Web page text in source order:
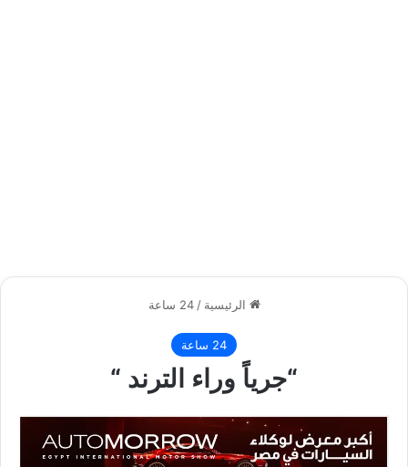
الرئيسية / 24 ساعة
24 ساعة
“جرياً وراء الترند “